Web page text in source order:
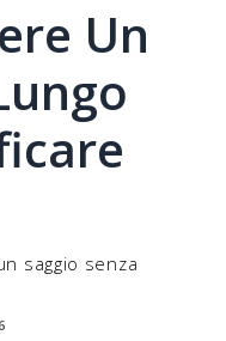
Un
saggio senza